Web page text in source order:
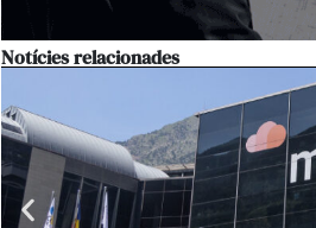
Notícies relacionades